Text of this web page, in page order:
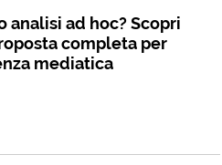
analisi ad hoc? Scopri
completa per
mediatica